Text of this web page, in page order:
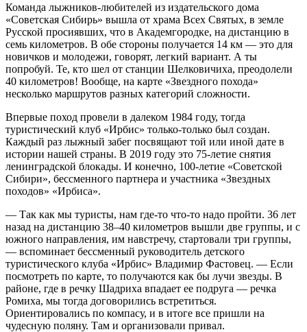
Команда лыжников-любителей из издательского дома
«Советская Сибирь» вышла от храма Всех Святых, в земле
Русской просиявших, что в Академгородке, на дистанцию в
семь километров. В обе стороны получается 14 км — это для
новичков и молодежи, говорят, легкий вариант. А ты
попробуй. Те, кто шел от станции Шелковичиха, преодолели
40 километров! Вообще, на карте «Звездного похода»
несколько маршрутов разных категорий сложности.
Впервые поход провели в далеком 1984 году, тогда
туристический клуб «Ирбис» только-только был создан.
Каждый раз лыжный забег посвящают той или иной дате в
истории нашей страны. В 2019 году это 75-летие снятия
ленинградской блокады. И конечно, 100-летие «Советской
Сибири», бессменного партнера и участника «Звездных
походов» «Ирбиса».
— Так как мы туристы, нам где-то что-то надо пройти. 36 лет
назад на дистанцию 38–40 километров вышли две группы, и с
южного направления, им навстречу, стартовали три группы,
— вспоминает бессменный руководитель детского
туристического клуба «Ирбис» Владимир Фастовец. — Если
посмотреть по карте, то получаются как бы лучи звезды. В
районе, где в речку Шадриха впадает ее подруга — речка
Ромиха, мы тогда договорились встретиться.
Ориентировались по компасу, и в итоге все пришли на
чудесную поляну. Там и организовали привал.